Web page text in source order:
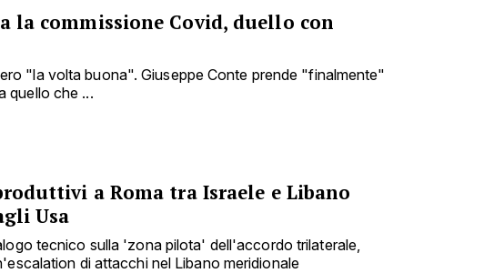
la commissione Covid, duello con
"la volta buona". Giuseppe Conte prende "finalmente"
quello che ...
a Roma tra Israele e Libano
Usa
tecnico sulla 'zona pilota' dell'accordo trilaterale,
di attacchi nel Libano meridionale